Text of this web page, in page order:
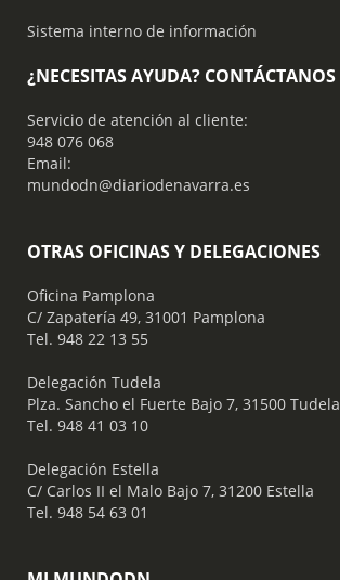
Sistema interno de información
¿NECESITAS AYUDA? CONTÁCTANOS
Servicio de atención al cliente:
948 076 068
Email:
mundodn@diariodenavarra.es
OTRAS OFICINAS Y DELEGACIONES
Oficina Pamplona
C/ Zapatería 49, 31001 Pamplona
Tel. 948 22 13 55
​ Delegación Tudela
Plza. Sancho el Fuerte Bajo 7, 31500 Tudela
Tel. 948 41 03 10
​ Delegación Estella
C/ Carlos II el Malo Bajo 7, 31200 Estella
Tel. 948 54 63 01